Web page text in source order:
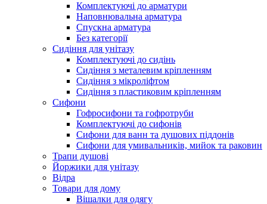
Комплектуючі до арматури
Наповнювальна арматура
Спускна арматура
Без категорії
Сидіння для унітазу
Комплектуючі до сидінь
Сидіння з металевим кріпленням
Сидіння з мікроліфтом
Сидіння з пластиковим кріпленням
Сифони
Гофросифони та гофротруби
Комплектуючі до сифонів
Сифони для ванн та душових піддонів
Сифони для умивальників, мийок та раковин
Трапи душові
Йоржики для унітазу
Відра
Товари для дому
Вішалки для одягу